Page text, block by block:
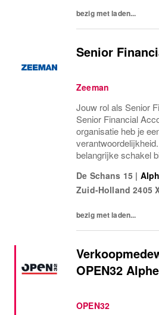
bezig met laden...
Senior
Zeeman
Jouw rol als Senior
Senior Financial
organisatie heb je
belangrijke schakel
en tijdige financiële
rapporteert...
De Schans 15 |
Zuid-Holland 2405
bezig met laden...
OPEN32
OPEN32